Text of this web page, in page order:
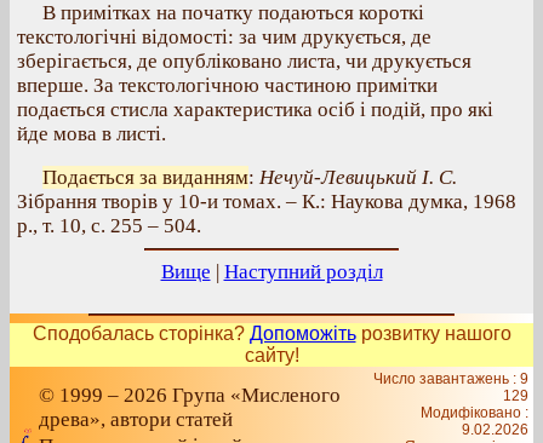
В примітках на початку подаються короткі
текстологічні відомості: за чим друкується, де
зберігається, де опубліковано листа, чи друкується
вперше. За текстологічною частиною примітки
подається стисла характеристика осіб і подій, про які
йде мова в листі.
Подається за виданням: Нечуй-Левицький І. С.
Зібрання творів у 10-и томах. – К.: Наукова думка, 1968
р., т. 10, с. 255 – 504.
Вище | Наступний розділ
Сподобалась сторінка? Допоможітьрозвитку нашого
сайту!
© 1999 – 2026 Група «Мисленого
древа», автори статей
Число завантажень : 9
129
Модифіковано :
9.02.2026